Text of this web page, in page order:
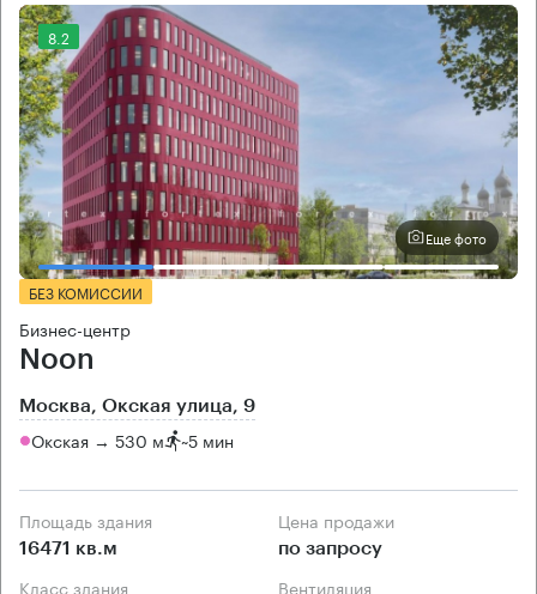
8.2
Еще фото
БЕЗ КОМИССИИ
Бизнес-центр
Noon
Москва, Окская улица, 9
Окская → 530 м ~5 мин
Площадь здания
16471 кв.м
Цена продажи
по запросу
Класс здания Вентиляция